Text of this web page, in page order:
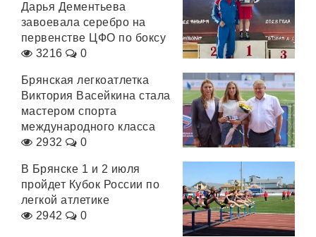
Дарья Дементьева
завоевала серебро на
первенстве ЦФО по боксу
3216
0
Брянская легкоатлетка
Виктория Васейкина стала
мастером спорта
международного класса
2932
0
В Брянске 1 и 2 июля
пройдет Кубок России по
легкой атлетике
2942
0